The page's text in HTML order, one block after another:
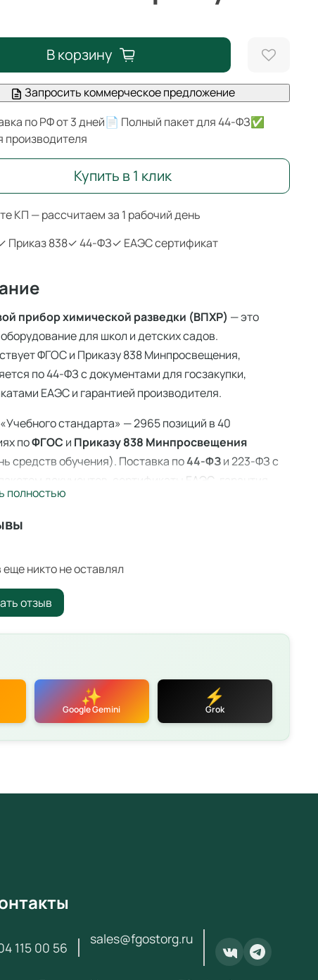
КП — рассчитаем за 1 рабочий день
Приказ 838✓ 44-ФЗ✓ ЕАЭС сертификат
В корзину
Запросить коммерческое предложение
по РФ от 3 дней📄 Полный пакет для 44-ФЗ✅
производителя
Купить в 1 клик
прибор химической разведки (ВПХР) — это
для школ и детских садов.
ФГОС и Приказу 838 Минпросвещения,
по 44-ФЗ с документами для госзакупки,
ЕАЭС и гарантией производителя.
стандарта» — 2965 позиций в 40
поФГОС и Приказу 838 Минпросвещения
средств обучения). Поставка по44-ФЗи 223-ФЗ с
документов, сертификаты ЕАЭС, гарантия
Доставка по всей России — 3–14 дней со
прибор химической разведки (ВПХР)
учебное оборудование для оснащения
учреждений по ФГОС и
.
₽ с НДС. Поставка по всей России для школ,
требованиям ФГОС и Приказа № 838 от
оснащение кабинетов «под ключ»
и получения коммерческого предложения
+7 (904) 115-00-56или
полностью
никто не оставлял
отзыв
✨
Google Gemini
⚡
Grok
115 00 56
sales@fgostorg.ru